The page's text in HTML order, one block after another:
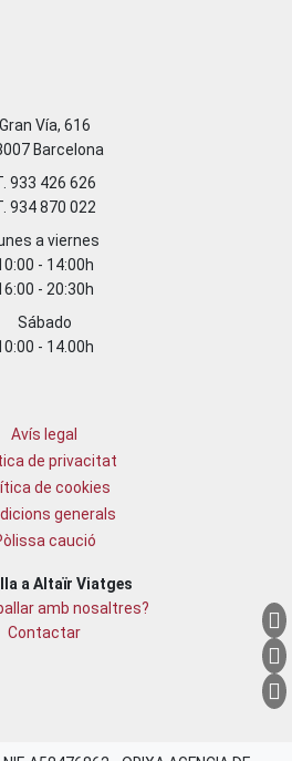
Gran Vía, 616
Barcelona
933 426 626
934 870 022
a viernes
- 14:00h
- 20:30h
Sábado
- 14.00h
Avís legal
de privacitat
de cookies
generals
caució
a Altaïr Viatges
amb nosaltres?
Contactar